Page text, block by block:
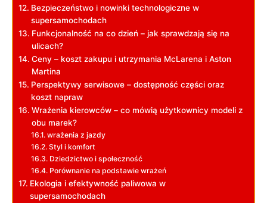
Bezpieczeństwo i nowinki technologiczne w
supersamochodach
Funkcjonalność na co dzień – jak sprawdzają się na
ulicach?
Ceny – koszt zakupu i utrzymania McLarena i Aston
Martina
Perspektywy serwisowe – dostępność części oraz
koszt napraw
Wrażenia kierowców – co mówią użytkownicy modeli z
obu marek?
wrażenia z jazdy
Styl i komfort
Dziedzictwo i społeczność
Porównanie na podstawie wrażeń
Ekologia i efektywność paliwowa w
supersamochodach